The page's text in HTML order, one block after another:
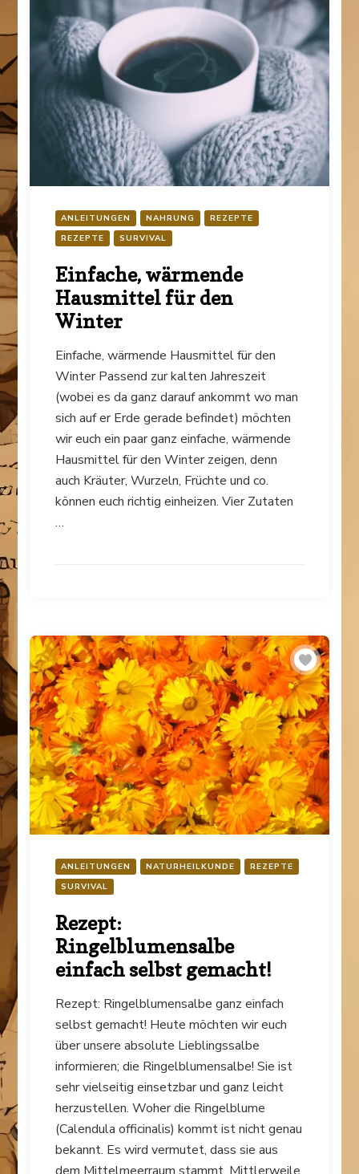
ANLEITUNGEN NAHRUNG
REZEPTE
REZEPTE
SURVIVAL
Einfache, wärmende
Hausmittel für den
Winter
Einfache, wärmende Hausmittel für den
Winter Passend zur kalten Jahreszeit
(wobei es da ganz darauf ankommt wo man
sich auf er Erde gerade befindet) möchten
wir euch ein paar ganz einfache, wärmende
Hausmittel für den Winter zeigen, denn
auch Kräuter, Wurzeln, Früchte und co.
können euch richtig einheizen. Vier Zutaten
…
ANLEITUNGEN NATURHEILKUNDE
REZEPTE
SURVIVAL
Rezept:
Ringelblumensalbe
einfach selbst gemacht!
Rezept: Ringelblumensalbe ganz einfach
selbst gemacht! Heute möchten wir euch
über unsere absolute Lieblingssalbe
informieren; die Ringelblumensalbe! Sie ist
sehr vielseitig einsetzbar und ganz leicht
herzustellen. Woher die Ringelblume
(Calendula officinalis) kommt ist nicht genau
bekannt. Es wird vermutet, dass sie aus